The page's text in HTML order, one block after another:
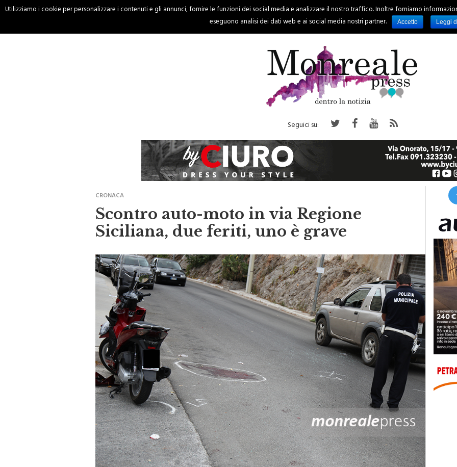
HOME CRONACA PALERMO REGIONE EVENTI RUBRICHE SPORT
Seguici su:
CRONACA
Scontro auto-moto in via Regione
Siciliana, due feriti, uno è grave
Utilizziamo i cookie per personalizzare i contenuti e gli annunci, fornire le funzioni dei social media e analizzare il nostro traffico. Inoltre forniamo
eseguono analisi dei dati web e ai social media nostri partner.
Accetto Leggi